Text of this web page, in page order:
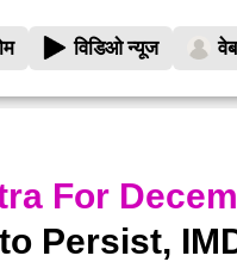
विडिओ न्यूज
For
Persist,